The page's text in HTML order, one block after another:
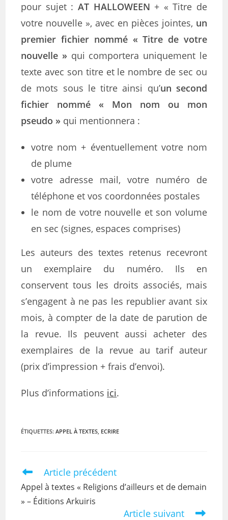
pour sujet : AT HALLOWEEN + « Titre de
votre nouvelle », avec en pièces jointes, un
premier fichier nommé « Titre de votre
nouvelle » qui comportera uniquement le
texte avec son titre et le nombre de sec ou
de mots sous le titre ainsi qu’un second
fichier nommé « Mon nom ou mon
pseudo » qui mentionnera :
votre nom + éventuellement votre nom
de plume
votre adresse mail, votre numéro de
téléphone et vos coordonnées postales
le nom de votre nouvelle et son volume
en sec (signes, espaces comprises)
Les auteurs des textes retenus recevront
un exemplaire du numéro. Ils en
conservent tous les droits associés, mais
s’engagent à ne pas les republier avant six
mois, à compter de la date de parution de
la revue. Ils peuvent aussi acheter des
exemplaires de la revue au tarif auteur
(prix d’impression + frais d’envoi).
Plus d’informations ici.
ÉTIQUETTES:APPEL À TEXTES, ECRIRE
Article précédent
Appel à textes « Religions d’ailleurs et de demain
» – Éditions Arkuiris
Article suivant